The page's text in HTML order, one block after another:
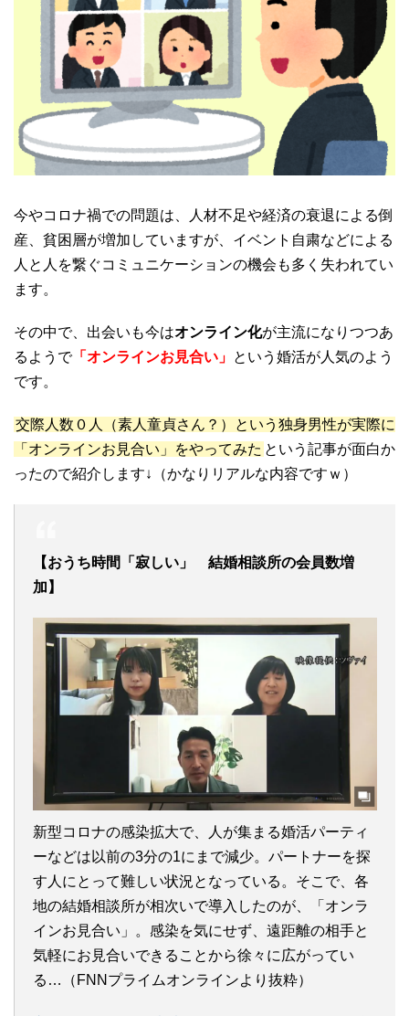
今やコロナ禍での問題は、人材不足や経済の衰退による倒
産、貧困層が増加していますが、イベント自粛などによる
人と人を繋ぐコミュニケーションの機会も多く失われてい
ます。
その中で、出会いも今はオンライン化が主流になりつつあ
るようで「オンラインお見合い」 という婚活が人気のよう
です。
交際人数０人（素人童貞さん？）という独身男性が実際に
「オンラインお見合い」をやってみた という記事が面白か
ったので紹介します↓（かなりリアルな内容ですｗ）
【おうち時間「寂しい」 結婚相談所の会員数増
加】
新型コロナの感染拡大で、人が集まる婚活パーティ
ーなどは以前の3分の1にまで減少。パートナーを探
す人にとって難しい状況となっている。そこで、各
地の結婚相談所が相次いで導入したのが、「オンラ
インお見合い」。感染を気にせず、遠距離の相手と
気軽にお見合いできることから徐々に広がってい
る…（FNNプライムオンラインより抜粋）